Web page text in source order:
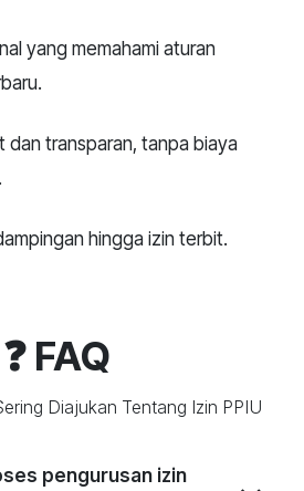
yang memahami aturan
dan transparan, tanpa biaya
hingga izin terbit.
❓ FAQ
Diajukan Tentang Izin PPIU
pengurusan izin